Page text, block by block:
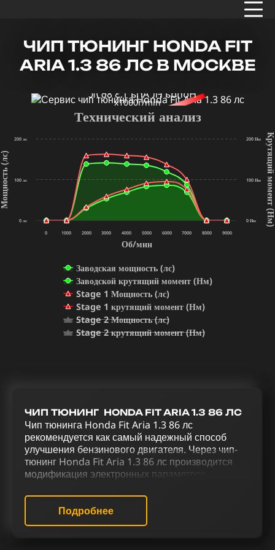
ЧИП ТЮНИНГ HONDA FIT
ARIA 1.3 86 ЛС В МОСКВЕ
x1000r/min
Об/мин
(лс)
Технический анализ
Заводская мощность (лс)
Заводской крутящий момент (Нм)
Stage 1 Мощность (лс)
Stage 1 крутящий момент (Нм)
Stage 2 Мощность (лс)
Stage 2 крутящий момент (Нм)
0 1000 2000 3000 4000 5000 6000 7000 8000 9000
0 лс
100 лс
200 лс
0 Нм
100 Нм
200 Нм
ЧИП ТЮНИНГ HONDA FIT ARIA 1.3 86 ЛС
Чип тюнинга Honda Fit Aria 1.3 86 лс
рекомендуется как самый надежный способ
улучшения бензинового двигателя. Через чип-
тюнинг Honda Fit Aria 1.3 86 лс производится
модификация электронных параметров
программное обеспечение. Для повышения
мощности, эффективности и оптимизации
управления Honda Fit Aria 1.3 86 лс
Подробнее